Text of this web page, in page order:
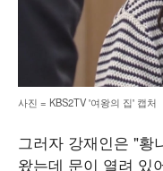
사진 = KBS2TV '여왕의 집' 캡처
그러자 강재인은 "황
왔는데 문이 열려 있